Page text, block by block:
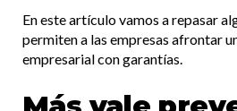
En este artículo vamos a repasar
permiten a las empresas afrontar
empresarial con garantías.